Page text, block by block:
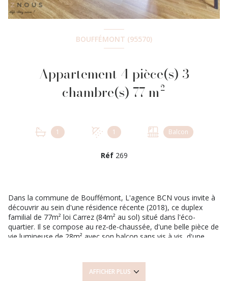
BOUFFÉMONT (95570)
Appartement 4 pièce(s) 3
chambre(s) 77 m²
1 1 Balcon
Réf 269
Dans la commune de Bouffémont, L'agence BCN vous invite à
découvrir au sein d'une résidence récente (2018), ce duplex
familial de 77m² loi Carrez (84m² au sol) situé dans l'éco-
quartier. Il se compose au rez-de-chaussée, d'une belle pièce de
vie lumineuse de 28m² avec son balcon sans vis à vis, d'une
avec WC. Deux places de stationnement en souterrain viennent
AFFICHER PLUS